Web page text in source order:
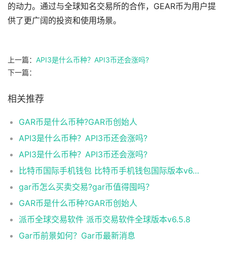
的动力。通过与全球知名交易所的合作，GEAR币为用户提
供了更广阔的投资和使用场景。
上一篇： API3是什么币种？API3币还会涨吗?
下一篇：
相关推荐
GAR币是什么币种?GAR币创始人
API3是什么币种？API3币还会涨吗?
API3是什么币种？API3币还会涨吗?
比特币国际手机钱包 比特币手机钱包国际版本v6.1.8
gar币怎么买卖交易?gar币值得囤吗？
GAR币是什么币种?GAR币创始人
派币全球交易软件 派币交易软件全球版本v6.5.8
Gar币前景如何？Gar币最新消息